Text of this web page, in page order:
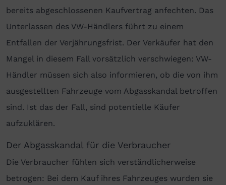
bereits abgeschlossenen Kaufvertrag anfechten. Das
Unterlassen des VW-Händlers führt zu einem
Entfallen der Verjährungsfrist. Der Verkäufer hat den
Mangel in diesem Fall vorsätzlich verschwiegen: VW-
Händler müssen sich also informieren, ob die von ihm
ausgestellten Fahrzeuge vom Abgasskandal betroffen
sind. Ist das der Fall, sind potentielle Käufer
aufzuklären.
Der Abgasskandal für die Verbraucher
Die Verbraucher fühlen sich verständlicherweise
betrogen: Bei dem Kauf ihres Fahrzeuges wurden sie